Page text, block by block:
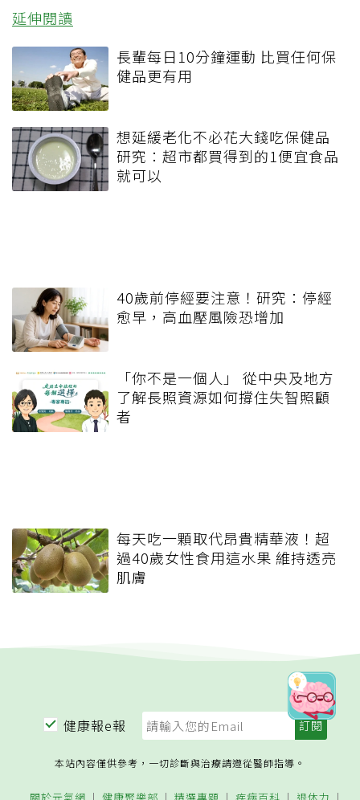
延伸閱讀
長輩每日10分鐘運動 比買任何保
健品更有用
想延緩老化不必花大錢吃保健品
研究：超市都買得到的1便宜食品
就可以
40歲前停經要注意！研究：停經
愈早，高血壓風險恐增加
「你不是一個人」 從中央及地方
了解長照資源如何撐住失智照顧
者
每天吃一顆取代昂貴精華液！超
過40歲女性食用這水果 維持透亮
肌膚
健康報e報
本站內容僅供參考，一切診斷與治療請遵從醫師指導。